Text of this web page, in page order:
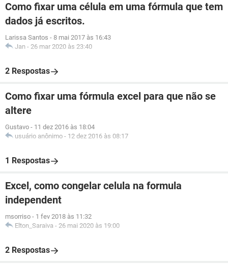
Como fixar uma célula em uma fórmula que tem
dados já escritos.
Larissa Santos - 8 mai 2017 às 16:43
Jan - 26 mar 2020 às 23:40
2 Respostas
Como fixar uma fórmula excel para que não se
altere
Gustavo - 11 dez 2016 às 18:04
usuário anônimo - 12 dez 2016 às 08:17
1 Respostas
Excel, como congelar celula na formula
independent
msorriso - 1 fev 2018 às 11:32
Elton_Saraiva - 26 mai 2020 às 19:00
2 Respostas